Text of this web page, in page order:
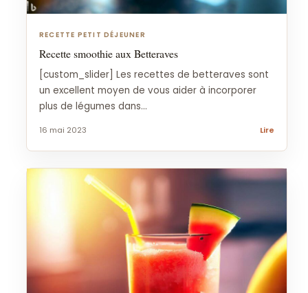
RECETTE PETIT DÉJEUNER
Recette smoothie aux Betteraves
[custom_slider] Les recettes de betteraves sont
un excellent moyen de vous aider à incorporer
plus de légumes dans...
16 mai 2023 Lire